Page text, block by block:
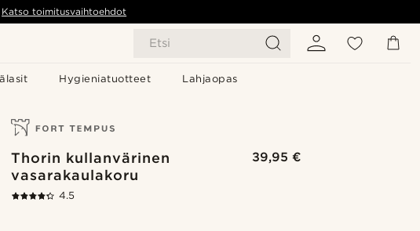
Etsi
Hygieniatuotteet Lahjaopas
Katso toimitusvaihtoehdot
Thorin kullanvärinen
vasarakaulakoru
39,95 €
4.5